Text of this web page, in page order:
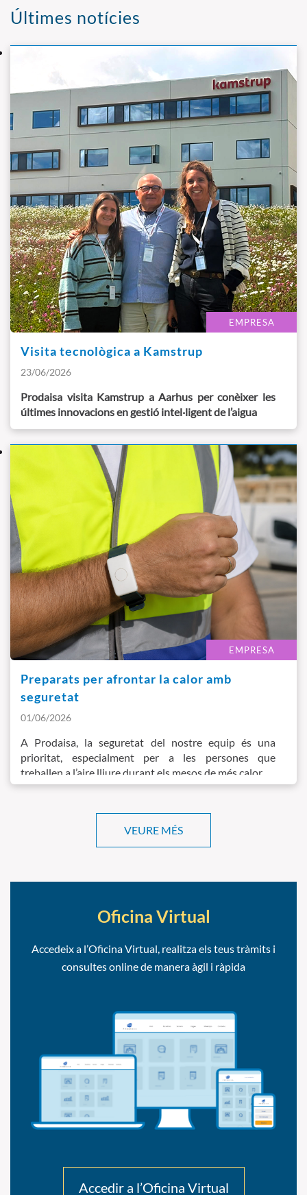
Últimes notícies
EMPRESA
Visita tecnològica a Kamstrup
23/06/2026
Prodaisa visita Kamstrup a Aarhus per conèixer les
últimes innovacions en gestió intel·ligent de l’aigua
EMPRESA
Preparats per afrontar la calor amb
seguretat
01/06/2026
A Prodaisa, la seguretat del nostre equip és una
prioritat, especialment per a les persones que
treballen a l’aire lliure durant els mesos de més calor.
VEURE MÉS
Oficina Virtual
Accedeix a l’Oficina Virtual, realitza els teus tràmits i
consultes online de manera àgil i ràpida
Accedir a l’Oficina Virtual